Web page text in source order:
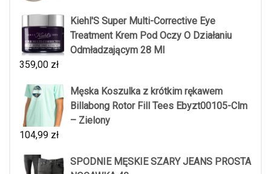
Kiehl'S Super Multi-Corrective Eye
Treatment Krem Pod Oczy O Działaniu
Odmładzającym 28 Ml
359,00 zł
Męska Koszulka z krótkim rękawem
Billabong Rotor Fill Tees Ebyzt00105-Clm
– Zielony
104,99 zł
SPODNIE MĘSKIE SZARY JEANS PROSTA